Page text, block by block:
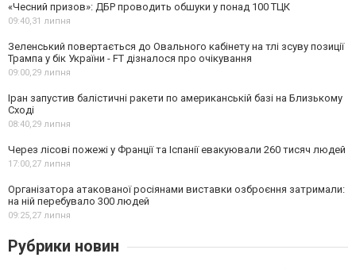
«Чесний призов»: ДБР проводить обшуки у понад 100 ТЦК
09:40,31 липня
Зеленський повертається до Овального кабінету на тлі зсуву позиції
Трампа у бік України - FT дізналося про очікування
09:00,29 липня
Іран запустив балістичні ракети по американській базі на Близькому
Сході
08:40,29 липня
Через лісові пожежі у Франції та Іспанії евакуювали 260 тисяч людей
17:00,27 липня
Організатора атакованої росіянами виставки озброєння затримали:
на ній перебувало 300 людей
09:25,27 липня
Рубрики новин